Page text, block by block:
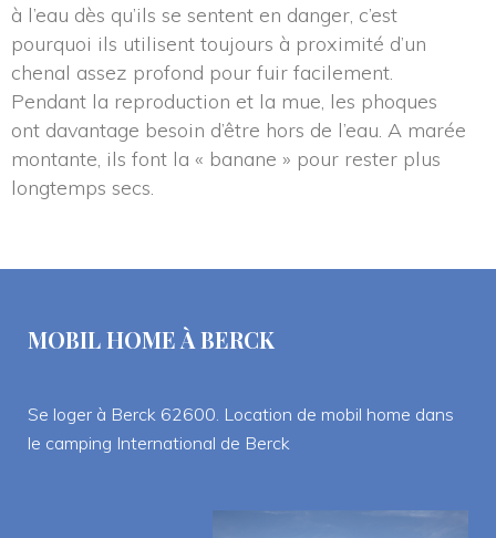
à l’eau dès qu’ils se sentent en danger, c’est
pourquoi ils utilisent toujours à proximité d’un
chenal assez profond pour fuir facilement.
Pendant la reproduction et la mue, les phoques
ont davantage besoin d’être hors de l’eau. A marée
montante, ils font la « banane » pour rester plus
longtemps secs.
MOBIL HOME À BERCK
Se loger à Berck 62600. Location de mobil home dans
le camping International de Berck